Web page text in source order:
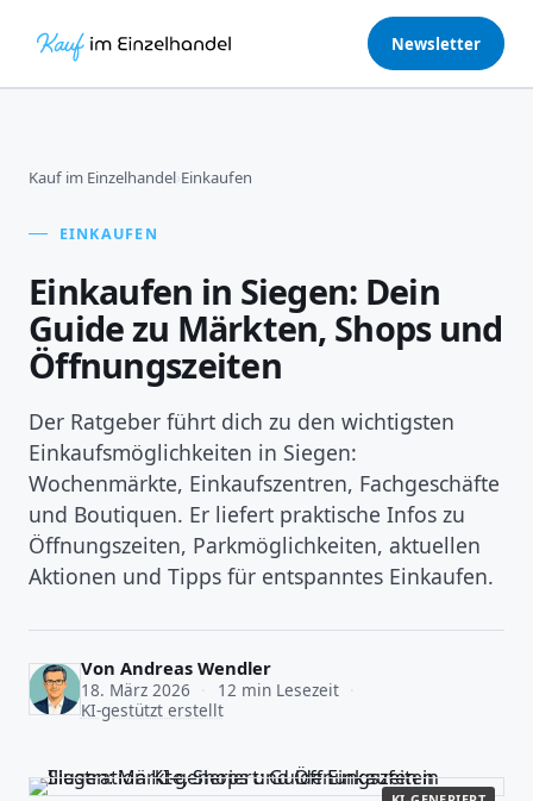
Newsletter
Kauf im Einzelhandel›Einkaufen
EINKAUFEN
Einkaufen in Siegen: Dein
Guide zu Märkten, Shops und
Öffnungszeiten
Der Ratgeber führt dich zu den wichtigsten
Einkaufsmöglichkeiten in Siegen:
Wochenmärkte, Einkaufszentren, Fachgeschäfte
und Boutiquen. Er liefert praktische Infos zu
Öffnungszeiten, Parkmöglichkeiten, aktuellen
Aktionen und Tipps für entspanntes Einkaufen.
Von Andreas Wendler
18. März 2026 12 min Lesezeit
KI-gestützt erstellt